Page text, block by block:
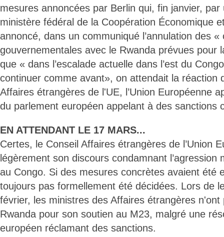
mesures annoncées par Berlin qui, fin janvier,
ministère fédéral de la Coopération Économique
annoncé, dans un communiqué l’annulation des «
gouvernementales avec le Rwanda prévues pour
que « dans l’escalade actuelle dans l’est du
continuer comme avant», on attendait la réaction
Affaires étrangères de l'UE, l’Union Européenne
du parlement européen appelant à des sanctions
EN ATTENDANT LE 17 MARS...
Certes, le Conseil Affaires étrangères de l’Union
légèrement son discours condamnant l’agression
au Congo. Si des mesures concrètes avaient été
toujours pas formellement été décidées. Lors de
février, les ministres des Affaires étrangères n'ont
Rwanda pour son soutien au M23, malgré une
européen réclamant des sanctions.